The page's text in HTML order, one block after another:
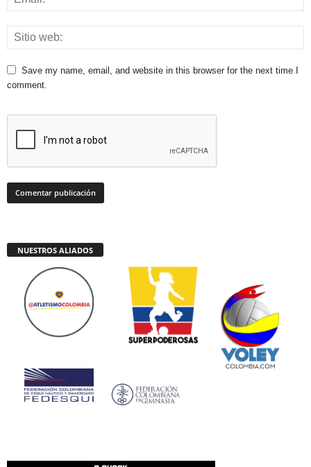
Save my name, email, and website in this browser for the next time I
comment.
NUESTROS ALIADOS